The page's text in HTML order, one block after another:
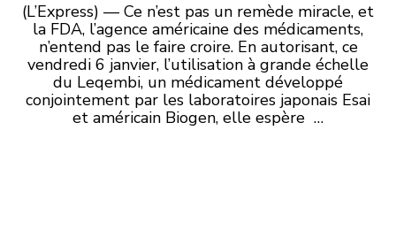
(L’Express) — Ce n’est pas un remède miracle, et
la FDA, l’agence américaine des médicaments,
n’entend pas le faire croire. En autorisant, ce
vendredi 6 janvier, l’utilisation à grande échelle
du Leqembi, un médicament développé
conjointement par les laboratoires japonais Esai
et américain Biogen, elle espère …